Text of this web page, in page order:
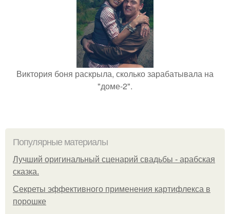
Виктория боня раскрыла, сколько зарабатывала на
"доме-2".
Популярные материалы
Лучший оригинальный сценарий свадьбы - арабская
сказка.
Секреты эффективного применения картифлекса в
порошке